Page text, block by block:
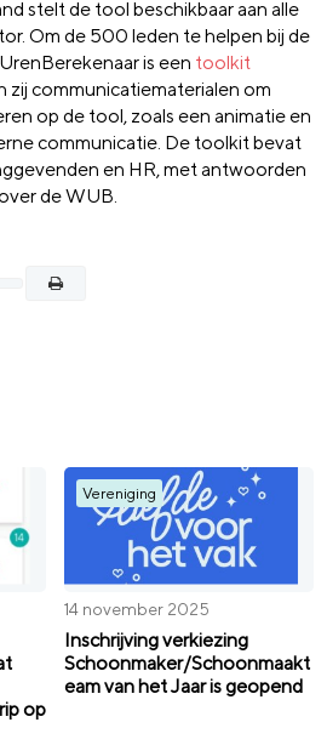
stelt de tool beschikbaar aan alle
Om de 500 leden te helpen bij de
is een toolkit
zij communicatiematerialen om
op de tool, zoals een animatie en
communicatie. De toolkit bevat
en HR, met antwoorden
de WUB.
op
Vereniging
14 november 2025
Inschrijving verkiezing
Schoonmaker/Schoonmaakt
eam van het Jaar is geopend